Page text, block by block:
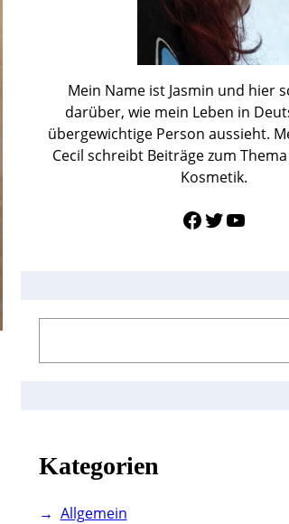
Mein Name ist Jasmin und hier
darüber, wie mein Leben in
übergewichtige Person aussieht.
Cecil schreibt Beiträge zum
Kosmetik.
Link zu Facebook Twitter YouTube
Kategorien
Allgemein